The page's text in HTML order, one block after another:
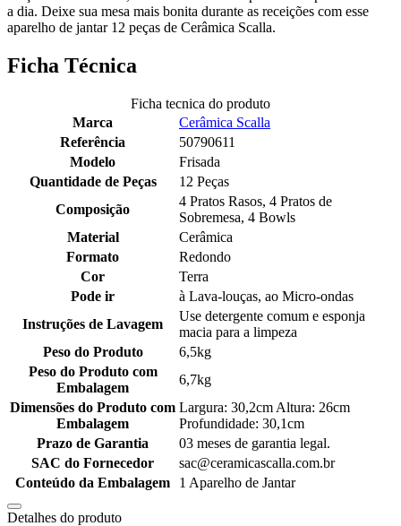
a dia. Deixe sua mesa mais bonita durante as receições com esse
aparelho de jantar 12 peças de Cerâmica Scalla.
Ficha Técnica
Ficha tecnica do produto
Marca
Cerâmica Scalla
Referência
50790611
Modelo
Frisada
Quantidade de Peças
12 Peças
Composição
4 Pratos Rasos, 4 Pratos de
Sobremesa, 4 Bowls
Material
Cerâmica
Formato
Redondo
Cor
Terra
Pode ir
à Lava-louças, ao Micro-ondas
Instruções de Lavagem
Use detergente comum e esponja
macia para a limpeza
Peso do Produto
6,5kg
Peso do Produto com
Embalagem
6,7kg
Dimensões do Produto com
Embalagem
Largura: 30,2cm Altura: 26cm
Profundidade: 30,1cm
Prazo de Garantia
03 meses de garantia legal.
SAC do Fornecedor
sac@ceramicascalla.com.br
Conteúdo da Embalagem
1 Aparelho de Jantar
Detalhes do produto